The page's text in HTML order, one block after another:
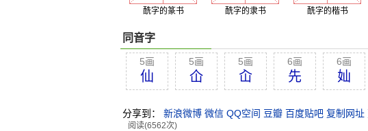
酰字的篆书 酰字的隶书 酰字的楷书
同音字
5画
仙
5画
仚
5画
屳
6画
先
6画
奾
分享到： 新浪微博 微信 QQ空间 豆瓣 百度贴吧 复制网址
阅读(6562次)